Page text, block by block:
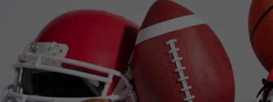
Actualités
Dangers Naturels
Carte CFF
Application « Chamoson »
Bibliothèque et
Paroisses
Cham’Aso
Sociétés locales
Subventions
Mérite sportif et culturel